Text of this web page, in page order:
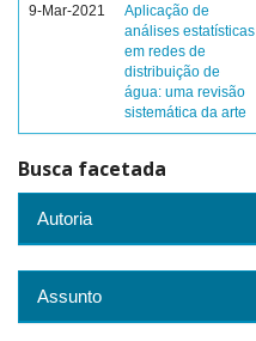
9-Mar-2021
Aplicação de
análises estatísticas
em redes de
distribuição de
água: uma revisão
sistemática da arte
Busca facetada
Autoria
Assunto